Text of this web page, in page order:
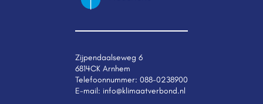
Zijpendaalseweg 6
6814CK Arnhem
Telefoonnummer: 088-0238900
E-mail: info@klimaatverbond.nl